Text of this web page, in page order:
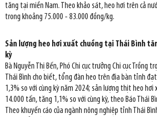
tăng tại miền Nam. Theo khảo sát, heo hơi trên cả
trong khoảng 75.000 - 83.000 đồng/kg.
Sản lượng heo hơi xuất chuồng tại Thái Bình
kỳ
Bà Nguyễn Thị Bến, Phó Chi cục trưởng Chi cục Trồng
Thái Bình cho biết, tổng đàn heo trên địa bàn tỉnh
1,3% so với cùng kỳ năm 2024; sản lượng thịt heo hơi
14.000 tấn, tăng 1,1% so với cùng kỳ, theo Báo Thái
Theo khuyến cáo của ngành nông nghiệp tỉnh Thái